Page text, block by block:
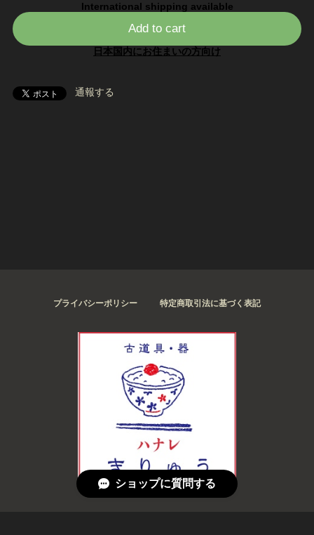
International shipping available
Add to cart
日本国内にお住まいの方向け
通報する
プライバシーポリシー 特定商取引法に基づく表記
ショップに質問する